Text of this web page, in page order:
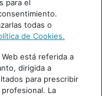
Cancelar
para el
todas o
de Cookies.
está referida a
dirigida a
para prescribir
La